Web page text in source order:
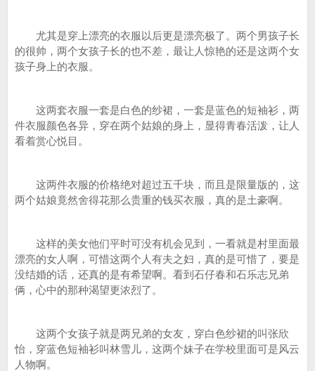
尤其是穿上漂亮的衣服以后更是漂亮极了。两个男孩子长
的很帅，两个女孩子长的也不差，最让人惊艳的还是这两个女
孩子身上的衣服。
这两套衣服一套是白色的纱裙，一套是蓝色的短袖衫，两
件衣服颜色各异，穿在两个姑娘的身上，显得青春活泼，让人
看着赏心悦目。
这两件衣服的价格绝对超过五千块，而且是限量版的，这
两个姑娘竟然舍得花那么贵重的钱买衣服，真的是土豪啊。
这样的美女他们平时可没有机会见到，一看就是村里面最
漂亮的女人啊，可惜这两个人有夫之妇，真的是可惜了，要是
没结婚的话，还真的是有希望啊。看到石仔春和石乐志兄弟
俩，心中的那种渴望更浓烈了。
这两个女孩子就是两兄弟的女友，穿白色纱裙的叫张欣
怡，穿蓝色短袖衫叫林雪儿，这两个妹子在学校里面可是风云
人物啊。